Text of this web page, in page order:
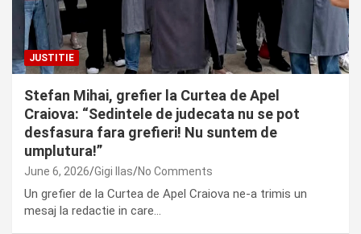
JUSTITIE
Stefan Mihai, grefier la Curtea de Apel
Craiova: “Sedintele de judecata nu se pot
desfasura fara grefieri! Nu suntem de
umplutura!”
June 6, 2026 Gigi Ilas No Comments
Un grefier de la Curtea de Apel Craiova ne-a trimis un
mesaj la redactie in care…